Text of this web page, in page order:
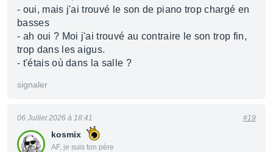
- oui, mais j'ai trouvé le son de piano trop chargé en
basses
- ah oui ? Moi j'ai trouvé au contraire le son trop fin,
trop dans les aigus.
- t'étais où dans la salle ?
signaler
kosmix
AF, je suis ton père
06 Juillet 2026 à 18:41 #19